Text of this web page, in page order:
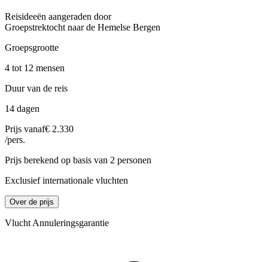
Reisideeën aangeraden door
Groepstrektocht naar de Hemelse Bergen
Groepsgrootte
4 tot 12 mensen
Duur van de reis
14 dagen
Prijs vanaf€ 2.330
/pers.
Prijs berekend op basis van 2 personen
Exclusief internationale vluchten
Over de prijs
Vlucht Annuleringsgarantie